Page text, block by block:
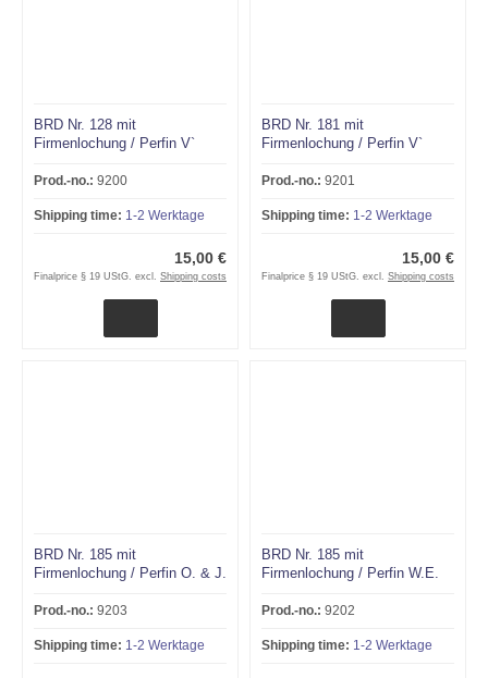
BRD Nr. 128 mit
Firmenlochung / Perfin V`
Prod.-no.: 9200
Shipping time: 1-2 Werktage
15,00 €
Finalprice § 19 UStG. excl. Shipping costs
BRD Nr. 181 mit
Firmenlochung / Perfin V`
Prod.-no.: 9201
Shipping time: 1-2 Werktage
15,00 €
Finalprice § 19 UStG. excl. Shipping costs
BRD Nr. 185 mit
Firmenlochung / Perfin O. & J.
Großhandel) LÜBECK
Prod.-no.: 9203
Shipping time: 1-2 Werktage
BRD Nr. 185 mit
Firmenlochung / Perfin W.E.
Prod.-no.: 9202
Shipping time: 1-2 Werktage